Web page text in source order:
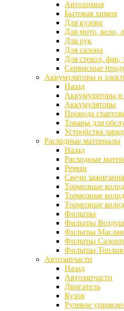
Автохимия
Бытовая химия
Для кузова
Для мото, вело,
Для рук
Для салона
Для стекол, фар,
Сервисные
Аккумуляторы и
Назад
Аккумуляторы и
Аккумуляторы
Провода
Товары для
Устройства
Расходные материалы
Назад
Расходные
Ремни
Свечи зажигания
Тормозные
Тормозные
Тормозные
Фильтры
Фильтры
Фильтры
Фильтры
Фильтры
Автозапчасти
Назад
Автозапчасти
Двигатель
Кузов
Рулевое